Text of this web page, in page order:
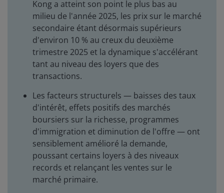
Kong a atteint son point le plus bas au
milieu de l'année 2025, les prix sur le marché
secondaire étant désormais supérieurs
d'environ 10 % au creux du deuxième
trimestre 2025 et la dynamique s'accélérant
tant au niveau des loyers que des
transactions.
Les facteurs structurels — baisses des taux
d'intérêt, effets positifs des marchés
boursiers sur la richesse, programmes
d'immigration et diminution de l'offre — ont
sensiblement amélioré la demande,
poussant certains loyers à des niveaux
records et relançant les ventes sur le
marché primaire.